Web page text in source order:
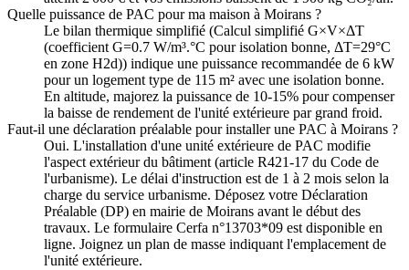
Quelle puissance de PAC pour ma maison à Moirans ?
Le bilan thermique simplifié (Calcul simplifié G×V×ΔT
(coefficient G=0.7 W/m³.°C pour isolation bonne, ΔT=29°C
en zone H2d)) indique une puissance recommandée de 6 kW
pour un logement type de 115 m² avec une isolation bonne.
En altitude, majorez la puissance de 10-15% pour compenser
la baisse de rendement de l'unité extérieure par grand froid.
Faut-il une déclaration préalable pour installer une PAC à Moirans ?
Oui. L'installation d'une unité extérieure de PAC modifie
l'aspect extérieur du bâtiment (article R421-17 du Code de
l'urbanisme). Le délai d'instruction est de 1 à 2 mois selon la
charge du service urbanisme. Déposez votre Déclaration
Préalable (DP) en mairie de Moirans avant le début des
travaux. Le formulaire Cerfa n°13703*09 est disponible en
ligne. Joignez un plan de masse indiquant l'emplacement de
l'unité extérieure.